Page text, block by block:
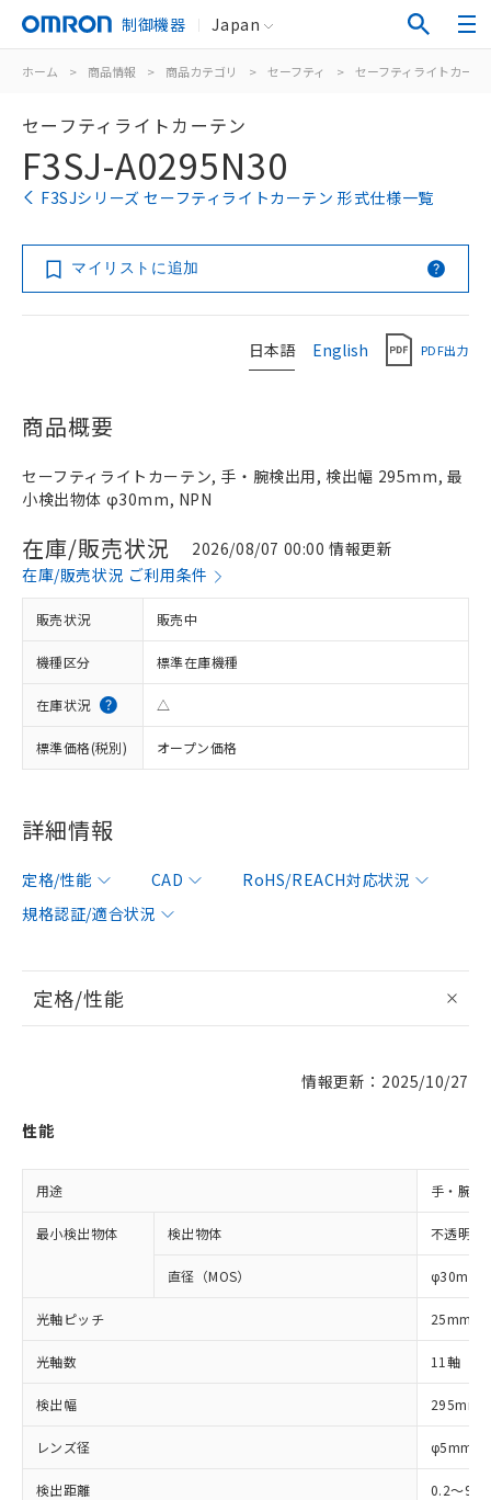
制御機器 Japan
ホーム > 商品情報 > 商品カテゴリ > セーフティ > セーフティライトカー
セーフティライトカーテン
F3SJ-A0295N30
F3SJシリーズ セーフティライトカーテン 形式仕様一覧
マイリストに追加
日本語 English PDF出力
商品概要
セーフティライトカーテン, 手・腕検出用, 検出幅 295mm, 最
小検出物体 φ30mm, NPN
在庫/販売状況
2026/08/07 00:00 情報更新
在庫/販売状況 ご利用条件
販売状況 販売中
機種区分 標準在庫機種
在庫状況 △
標準価格(税別) オープン価格
詳細情報
定格/性能 CAD
RoHS/REACH対応状況
規格認証/適合状況
定格/性能
情報更新：2025/10/27
性能
用途 手・腕検
最小検出物体 検出物体 不透明体
直径（MOS） φ30mm
光軸ピッチ 25mm
光軸数 11軸
検出幅 295mm
レンズ径 φ5mm
検出距離 0.2～9m